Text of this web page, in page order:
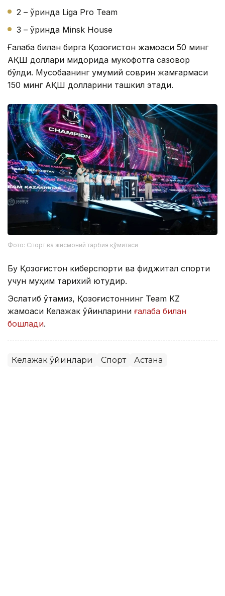
2 – ўринда Liga Pro Team
3 – ўринда Minsk House
Ғалаба билан бирга Қозоғистон жамоаси 50 минг
АҚШ доллари миқдорида мукофотга сазовор
бўлди. Мусобақанинг умумий соврин жамғармаси
150 минг АҚШ долларини ташкил этади.
Фото: Спорт ва жисмоний тарбия қўмитаси
Бу Қозоғистон киберспорти ва фиджитал спорти
учун муҳим тарихий ютуқдир.
Эслатиб ўтамиз, Қозоғистоннинг Team KZ
жамоаси Келажак ўйинларини ғалаба билан
бошлади.
Келажак ўйинлари Спорт Астана